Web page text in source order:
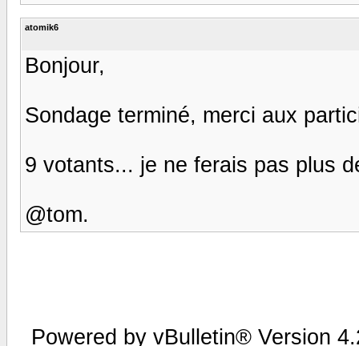
atomik6
Bonjour,
Sondage terminé, merci aux
9 votants... je ne ferais pas plus
@tom.
Powered by vBulletin® Version